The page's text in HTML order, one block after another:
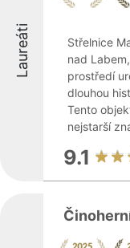
Laureáti
Střelnice
nad
prostředí
dlouhou
Tento
nejstarší
9.1